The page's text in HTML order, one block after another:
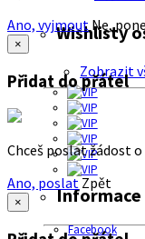
Wishlisty
Zobrazit
Informace
Facebook
Ano, vyjmout Ne,
×
Přidat do přátel
Chceš poslat žádost
Ano, poslat Zpět
×